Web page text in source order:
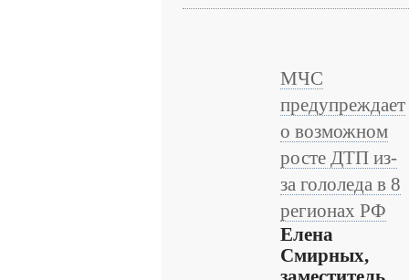
МЧС
предупреждает
о возможном
росте ДТП из-
за гололеда в 8
регионах РФ
Елена
Смирных,